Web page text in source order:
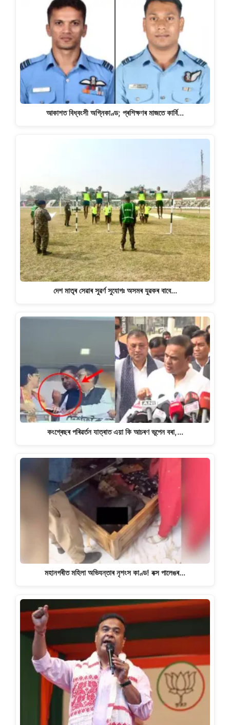
আকাশত বিধ্বংসী অগ্নিকাণ্ড; প্ৰশিক্ষণৰ মাজতে কাৰ্বি…
দেশ মাতৃৰ সেৱাৰ সুৱৰ্ণ সুযোগঃ অসমৰ যুৱকৰ বাবে…
কংগ্ৰেছৰ পৰিৱৰ্তন যাত্ৰাত এয়া কি আচৰণ ভূপেন বৰা,…
মহানগৰীত মহিলা অভিযন্তাৰ নৃশংস কাণ্ড! বক্স পালেঙৰ…